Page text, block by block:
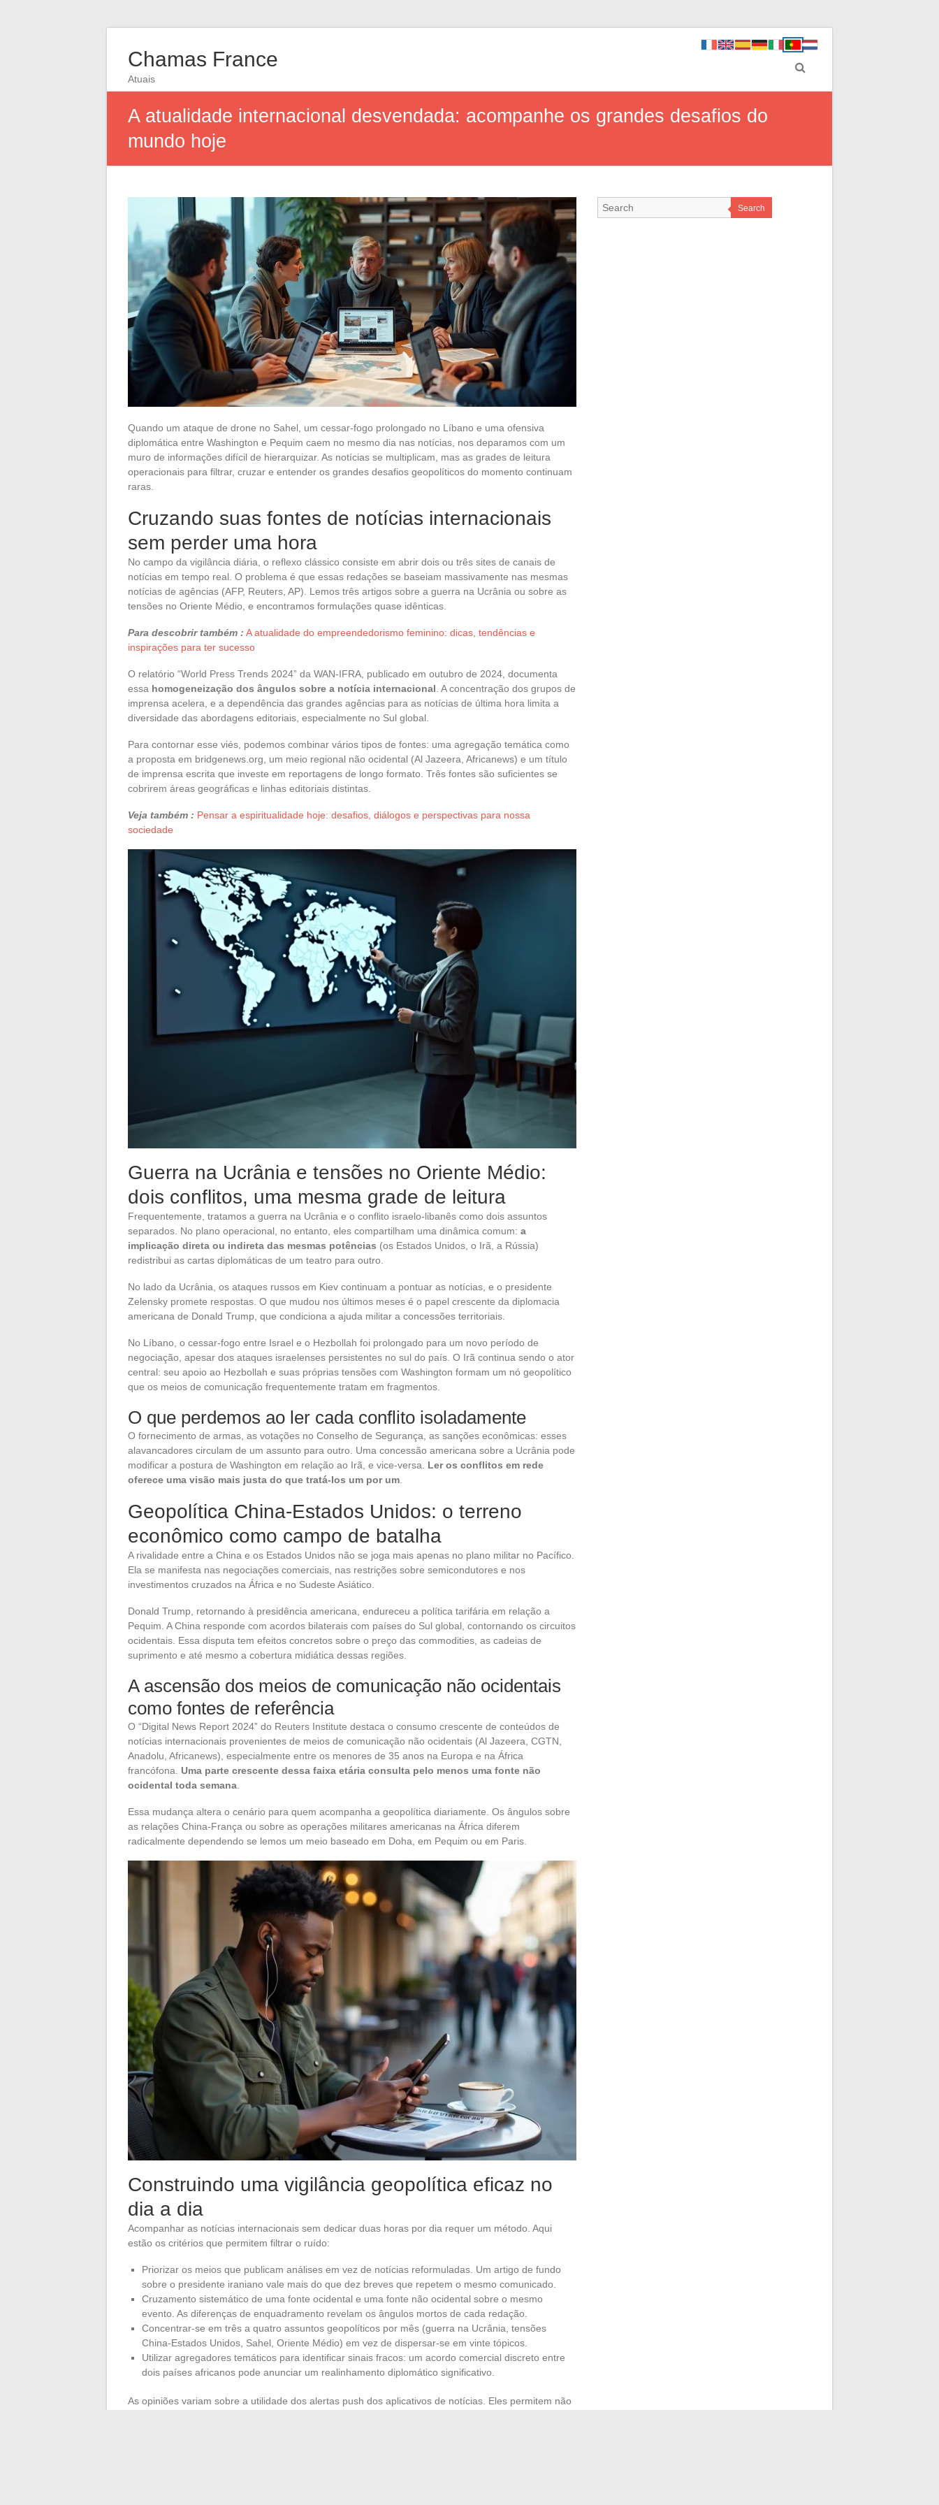
Chamas France
Atuais
A atualidade internacional desvendada: acompanhe os grandes desafios do
mundo hoje
Quando um ataque de drone no Sahel, um cessar-fogo prolongado no Líbano e uma ofensiva
diplomática entre Washington e Pequim caem no mesmo dia nas notícias, nos deparamos com um
muro de informações difícil de hierarquizar. As notícias se multiplicam, mas as grades de leitura
operacionais para filtrar, cruzar e entender os grandes desafios geopolíticos do momento continuam
raras.
Cruzando suas fontes de notícias internacionais
sem perder uma hora
No campo da vigilância diária, o reflexo clássico consiste em abrir dois ou três sites de canais de
notícias em tempo real. O problema é que essas redações se baseiam massivamente nas mesmas
notícias de agências (AFP, Reuters, AP). Lemos três artigos sobre a guerra na Ucrânia ou sobre as
tensões no Oriente Médio, e encontramos formulações quase idênticas.
Para descobrir também : A atualidade do empreendedorismo feminino: dicas, tendências e
inspirações para ter sucesso
O relatório “World Press Trends 2024” da WAN-IFRA, publicado em outubro de 2024, documenta
essa homogeneização dos ângulos sobre a notícia internacional . A concentração dos grupos de
imprensa acelera, e a dependência das grandes agências para as notícias de última hora limita a
diversidade das abordagens editoriais, especialmente no Sul global.
Para contornar esse viés, podemos combinar vários tipos de fontes: uma agregação temática como
a proposta em bridgenews.org, um meio regional não ocidental (Al Jazeera, Africanews) e um título
de imprensa escrita que investe em reportagens de longo formato. Três fontes são suficientes se
cobrirem áreas geográficas e linhas editoriais distintas.
Veja também : Pensar a espiritualidade hoje: desafios, diálogos e perspectivas para nossa
sociedade
Guerra na Ucrânia e tensões no Oriente Médio:
dois conflitos, uma mesma grade de leitura
Frequentemente, tratamos a guerra na Ucrânia e o conflito israelo-libanês como dois assuntos
separados. No plano operacional, no entanto, eles compartilham uma dinâmica comum: a
implicação direta ou indireta das mesmas potências (os Estados Unidos, o Irã, a Rússia)
redistribui as cartas diplomáticas de um teatro para outro.
No lado da Ucrânia, os ataques russos em Kiev continuam a pontuar as notícias, e o presidente
Zelensky promete respostas. O que mudou nos últimos meses é o papel crescente da diplomacia
americana de Donald Trump, que condiciona a ajuda militar a concessões territoriais.
No Líbano, o cessar-fogo entre Israel e o Hezbollah foi prolongado para um novo período de
negociação, apesar dos ataques israelenses persistentes no sul do país. O Irã continua sendo o ator
central: seu apoio ao Hezbollah e suas próprias tensões com Washington formam um nó geopolítico
que os meios de comunicação frequentemente tratam em fragmentos.
O que perdemos ao ler cada conflito isoladamente
O fornecimento de armas, as votações no Conselho de Segurança, as sanções econômicas: esses
alavancadores circulam de um assunto para outro. Uma concessão americana sobre a Ucrânia pode
modificar a postura de Washington em relação ao Irã, e vice-versa. Ler os conflitos em rede
oferece uma visão mais justa do que tratá-los um por um.
Geopolítica China-Estados Unidos: o terreno
econômico como campo de batalha
A rivalidade entre a China e os Estados Unidos não se joga mais apenas no plano militar no Pacífico.
Ela se manifesta nas negociações comerciais, nas restrições sobre semicondutores e nos
investimentos cruzados na África e no Sudeste Asiático.
Donald Trump, retornando à presidência americana, endureceu a política tarifária em relação a
Pequim. A China responde com acordos bilaterais com países do Sul global, contornando os circuitos
ocidentais. Essa disputa tem efeitos concretos sobre o preço das commodities, as cadeias de
suprimento e até mesmo a cobertura midiática dessas regiões.
A ascensão dos meios de comunicação não ocidentais
como fontes de referência
O “Digital News Report 2024” do Reuters Institute destaca o consumo crescente de conteúdos de
notícias internacionais provenientes de meios de comunicação não ocidentais (Al Jazeera, CGTN,
Anadolu, Africanews), especialmente entre os menores de 35 anos na Europa e na África
francófona. Uma parte crescente dessa faixa etária consulta pelo menos uma fonte não
ocidental toda semana.
Essa mudança altera o cenário para quem acompanha a geopolítica diariamente. Os ângulos sobre
as relações China-França ou sobre as operações militares americanas na África diferem
radicalmente dependendo se lemos um meio baseado em Doha, em Pequim ou em Paris.
Construindo uma vigilância geopolítica eficaz no
dia a dia
Acompanhar as notícias internacionais sem dedicar duas horas por dia requer um método. Aqui
estão os critérios que permitem filtrar o ruído:
Priorizar os meios que publicam análises em vez de notícias reformuladas. Um artigo de fundo
sobre o presidente iraniano vale mais do que dez breves que repetem o mesmo comunicado.
Cruzamento sistemático de uma fonte ocidental e uma fonte não ocidental sobre o mesmo
evento. As diferenças de enquadramento revelam os ângulos mortos de cada redação.
Concentrar-se em três a quatro assuntos geopolíticos por mês (guerra na Ucrânia, tensões
China-Estados Unidos, Sahel, Oriente Médio) em vez de dispersar-se em vinte tópicos.
Utilizar agregadores temáticos para identificar sinais fracos: um acordo comercial discreto entre
dois países africanos pode anunciar um realinhamento diplomático significativo.
As opiniões variam sobre a utilidade dos alertas push dos aplicativos de notícias. Eles permitem não
Search